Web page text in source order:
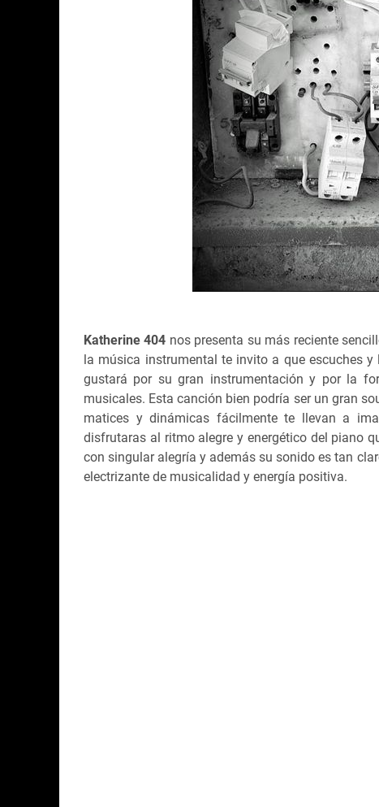
Katherine 404 nos presenta su más reciente
la música instrumental te invito a que escuches y
gustará por su gran instrumentación y por la
musicales. Esta canción bien podría ser un gran
matices y dinámicas fácilmente te llevan a
disfrutaras al ritmo alegre y energético del piano
con singular alegría y además su sonido es tan
electrizante de musicalidad y energía positiva.